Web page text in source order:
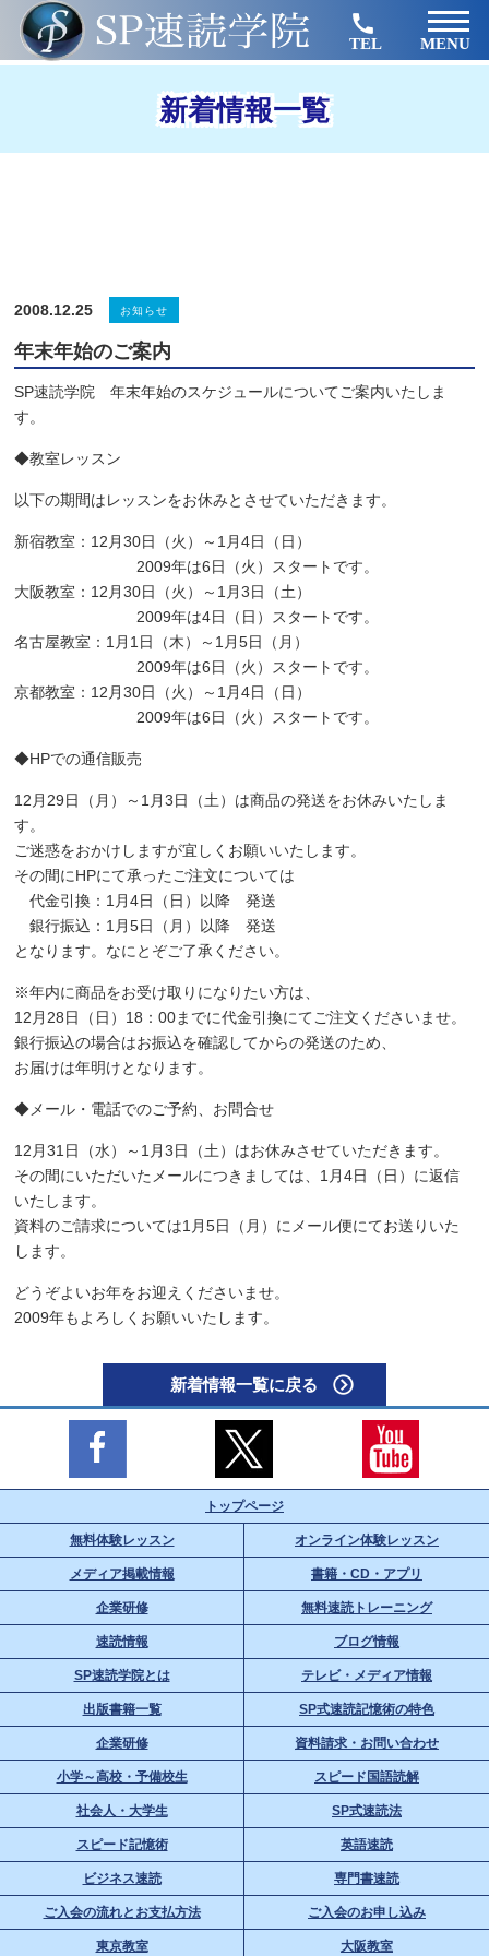
TEL MENU
新着情報一覧
2008.12.25 お知らせ
年末年始のご案内
SP速読学院 年末年始のスケジュールについてご案内いたしま
す。
◆教室レッスン
以下の期間はレッスンをお休みとさせていただきます。
新宿教室：12月30日（火）～1月4日（日）
2009年は6日（火）スタートです。
大阪教室：12月30日（火）～1月3日（土）
2009年は4日（日）スタートです。
名古屋教室：1月1日（木）～1月5日（月）
2009年は6日（火）スタートです。
京都教室：12月30日（火）～1月4日（日）
2009年は6日（火）スタートです。
◆HPでの通信販売
12月29日（月）～1月3日（土）は商品の発送をお休みいたしま
す。
ご迷惑をおかけしますが宜しくお願いいたします。
その間にHPにて承ったご注文については
代金引換：1月4日（日）以降 発送
銀行振込：1月5日（月）以降 発送
となります。なにとぞご了承ください。
※年内に商品をお受け取りになりたい方は、
12月28日（日）18：00までに代金引換にてご注文くださいませ。
銀行振込の場合はお振込を確認してからの発送のため、
お届けは年明けとなります。
◆メール・電話でのご予約、お問合せ
12月31日（水）～1月3日（土）はお休みさせていただきます。
その間にいただいたメールにつきましては、1月4日（日）に返信
いたします。
資料のご請求については1月5日（月）にメール便にてお送りいた
します。
どうぞよいお年をお迎えくださいませ。
2009年もよろしくお願いいたします。
新着情報一覧に戻る
トップページ
無料体験レッスン オンライン体験レッスン
メディア掲載情報 書籍・CD・アプリ
企業研修 無料速読トレーニング
速読情報 ブログ情報
SP速読学院とは テレビ・メディア情報
出版書籍一覧 SP式速読記憶術の特色
企業研修 資料請求・お問い合わせ
小学～高校・予備校生 スピード国語読解
社会人・大学生 SP式速読法
スピード記憶術 英語速読
ビジネス速読 専門書速読
ご入会の流れとお支払方法 ご入会のお申し込み
東京教室 大阪教室